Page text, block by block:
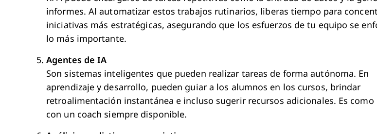
informes. Al automatizar estos trabajos rutinarios, liberas tiempo para
iniciativas más estratégicas, asegurando que los esfuerzos de tu equipo se
lo más importante.
Agentes de IA
Son sistemas inteligentes que pueden realizar tareas de forma autónoma. En
aprendizaje y desarrollo, pueden guiar a los alumnos en los cursos, brindar
retroalimentación instantánea e incluso sugerir recursos adicionales. Es como
con un coach siempre disponible.